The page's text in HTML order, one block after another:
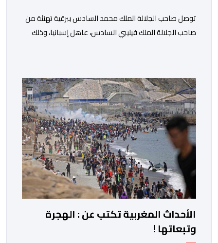
توصل صاحب الجلالة الملك محمد السادس ببرقية تهنئة من
صاحب الجلالة الملك فيليبي السادس، عاهل إسبانيا، وذلك
باسمه الخاص وباسم الحكومة والشعب الإسبانيين، عن أحر
تهانيه وأطيب تمنياته بالسعادة والصحة لشقيقه جلالة
الملك، وبالمزيد من الازدهار والرفاه للشعب المغربي. […]
الأحداث المغربية تكتب عن : الهجرة
وتبعاتها !